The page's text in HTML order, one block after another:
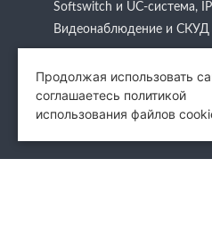
Softswitch и UC-система,
Видеонаблюдение и СКУД
Продолжая использовать
соглашаетесь политикой
использования файлов